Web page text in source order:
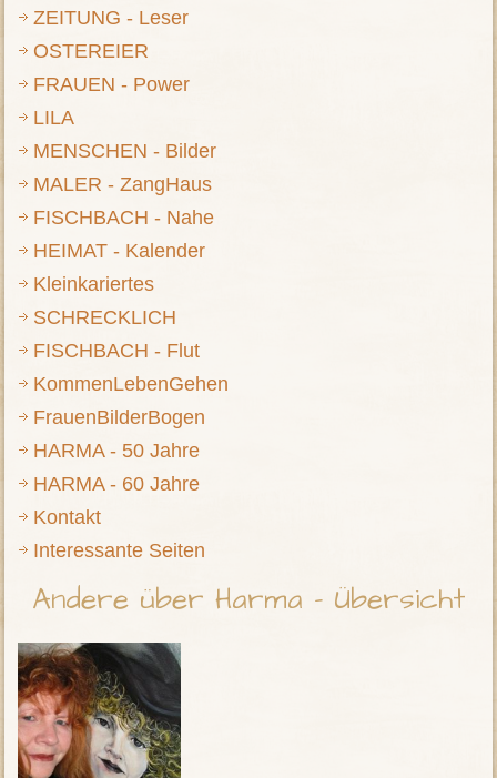
ZEITUNG - Leser
OSTEREIER
FRAUEN - Power
LILA
MENSCHEN - Bilder
MALER - ZangHaus
FISCHBACH - Nahe
HEIMAT - Kalender
Kleinkariertes
SCHRECKLICH
FISCHBACH - Flut
KommenLebenGehen
FrauenBilderBogen
HARMA - 50 Jahre
HARMA - 60 Jahre
Kontakt
Interessante Seiten
Andere über Harma - Übersicht